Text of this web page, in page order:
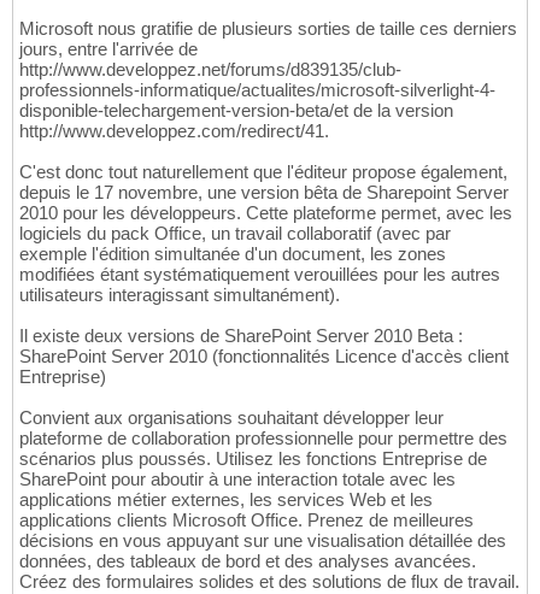
Microsoft nous gratifie de plusieurs sorties de taille ces derniers
jours, entre l'arrivée de
http://www.developpez.net/forums/d839135/club-
professionnels-informatique/actualites/microsoft-silverlight-4-
disponible-telechargement-version-beta/et de la version
http://www.developpez.com/redirect/41.
C'est donc tout naturellement que l'éditeur propose également,
depuis le 17 novembre, une version bêta de Sharepoint Server
2010 pour les développeurs. Cette plateforme permet, avec les
logiciels du pack Office, un travail collaboratif (avec par
exemple l'édition simultanée d'un document, les zones
modifiées étant systématiquement verouillées pour les autres
utilisateurs interagissant simultanément).
Il existe deux versions de SharePoint Server 2010 Beta :
SharePoint Server 2010 (fonctionnalités Licence d'accès client
Entreprise)
Convient aux organisations souhaitant développer leur
plateforme de collaboration professionnelle pour permettre des
scénarios plus poussés. Utilisez les fonctions Entreprise de
SharePoint pour aboutir à une interaction totale avec les
applications métier externes, les services Web et les
applications clients Microsoft Office. Prenez de meilleures
décisions en vous appuyant sur une visualisation détaillée des
données, des tableaux de bord et des analyses avancées.
Créez des formulaires solides et des solutions de flux de travail.